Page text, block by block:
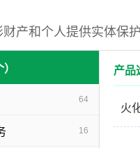
产和个人提供实体保
64
16
产品
火